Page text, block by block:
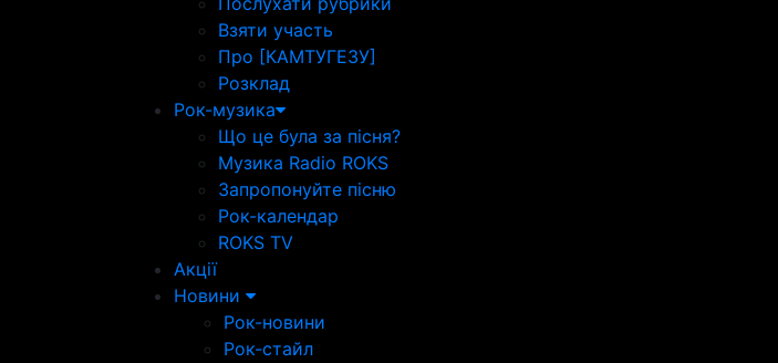
Взяти участь
Про [КАМТУГЕЗУ]
Розклад
Рок-музика
Що це була за пісня?
Музика Radio ROKS
Запропонуйте пісню
Рок-календар
ROKS TV
Акції
Новини
Рок-новини
Рок-стайл